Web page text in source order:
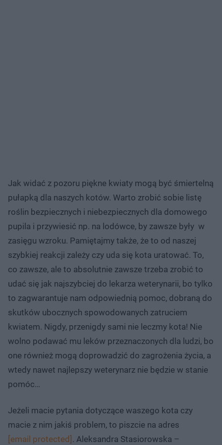
Jak widać z pozoru piękne kwiaty mogą być śmiertelną
pułapką dla naszych kotów. Warto zrobić sobie listę
roślin bezpiecznych i niebezpiecznych dla domowego
pupila i przywiesić np. na lodówce, by zawsze były w
zasięgu wzroku. Pamiętajmy także, że to od naszej
szybkiej reakcji zależy czy uda się kota uratować. To,
co zawsze, ale to absolutnie zawsze trzeba zrobić to
udać się jak najszybciej do lekarza weterynarii, bo tylko
to zagwarantuje nam odpowiednią pomoc, dobraną do
skutków ubocznych spowodowanych zatruciem
kwiatem. Nigdy, przenigdy sami nie leczmy kota! Nie
wolno podawać mu leków przeznaczonych dla ludzi, bo
one również mogą doprowadzić do zagrożenia życia, a
wtedy nawet najlepszy weterynarz nie będzie w stanie
pomóc…
Jeżeli macie pytania dotyczące waszego kota czy
macie z nim jakiś problem, to piszcie na adres
[email protected] . Aleksandra Stasiorowska –